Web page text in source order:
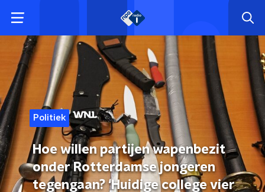
Politiek
Hoe willen partijen wapenbezit
onder Rotterdamse jongeren
tegengaan? ‘Huidige college vier